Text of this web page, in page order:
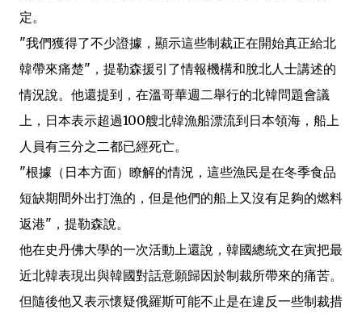
定。
"我們獲得了不少證據，顯示這些制裁正在開始真正給北
韓帶來痛楚"，提勒森援引了情報機構和脫北人士講述的
情況說。他還提到，在溫哥華週二舉行的北韓問題會議
上，日本表示超過100艘北韓漁船漂流到日本領海，船上
人員有三分之二都已經死亡。
"根據（日本方面）瞭解的情況，這些漁民是在冬季食品
短缺期間外出打漁的，但是他們的船上又沒有足夠的燃料
返港"，提勒森說。
他在史丹佛大學的一次活動上還說，韓國總統文在寅把最
近北韓表現出與韓國對話意願歸因於制裁所帶來的痛苦。
但隨後他又表示懷疑俄羅斯可能不止是在違反一些制裁措